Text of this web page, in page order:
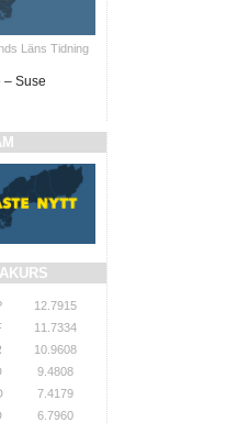
Läns Tidning
– Suse
12.7915
11.7334
10.9608
9.4808
7.4179
6.7960